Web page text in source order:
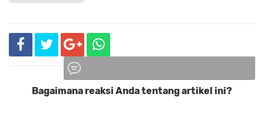
Komentar
Bagaimana reaksi Anda tentang artikel ini?